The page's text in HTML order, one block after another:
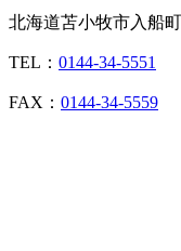
北海道苫小牧市入船
TEL： 0144-34-5551
FAX： 0144-34-5559